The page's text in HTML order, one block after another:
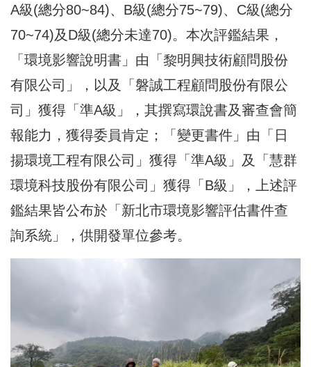
A級(總分80~84)、B級(總分75~79)、C級(總分
70~74)及D級(總分未達70)。本次評鑑結果，
「環境影響說明書」由「黎明興技術顧問股份
有限公司」，以及「磐誠工程顧問股份有限公
司」獲得「準A級」，其撰寫環說書及審查會簡
報能力，獲得委員肯定；「變更書件」由「日
揚環境工程有限公司」獲得「準A級」及「慧群
環境科技股份有限公司」獲得「B級」，上述評
鑑結果皆公布於「新北市環境影響評估書件查
詢系統」，供開發單位參考。